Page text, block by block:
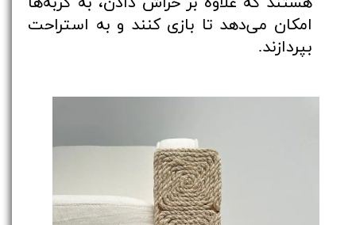
امکان می‌دهد تا بازی کنند و به استراحت
بپردازند.